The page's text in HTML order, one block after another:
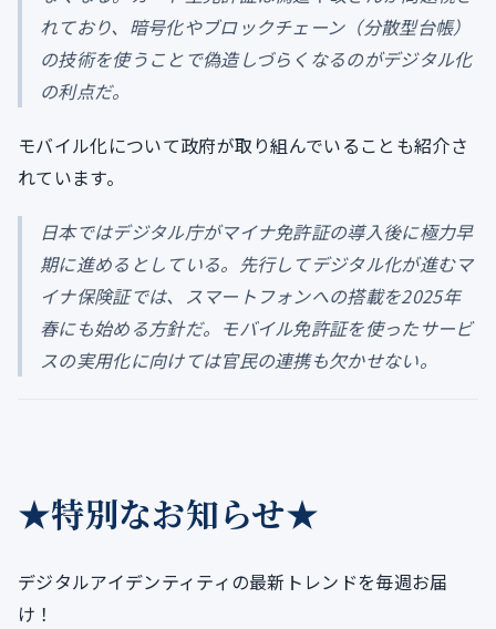
れており、暗号化やブロックチェーン（分散型台帳）
の技術を使うことで偽造しづらくなるのがデジタル化
の利点だ。
モバイル化について政府が取り組んでいることも紹介さ
れています。
日本ではデジタル庁がマイナ免許証の導入後に極力早
期に進めるとしている。先行してデジタル化が進むマ
イナ保険証では、スマートフォンへの搭載を2025年
春にも始める方針だ。モバイル免許証を使ったサービ
スの実用化に向けては官民の連携も欠かせない。
★特別なお知らせ★
デジタルアイデンティティの最新トレンドを毎週お届
け！